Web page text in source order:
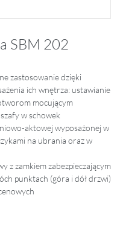
SBM 202
zastosowanie dzięki
ich wnętrza: ustawianie
mocującym
w schowek
aktowej wyposażonej w
na ubrania oraz w
z zamkiem zabezpieczającym
punktach (góra i dół drzwi)